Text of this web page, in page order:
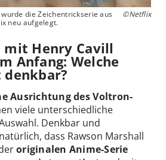
die Zeichentrickserie aus
neu aufgelegt.
©Netflix
Henry Cavill
Anfang: Welche
denkbar?
Ausrichtung des Voltron-
viele unterschiedliche
Denkbar und
dass Rawson Marshall
originalen Anime-Serie